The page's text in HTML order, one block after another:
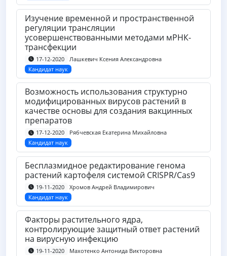
Изучение временной и пространственной
регуляции трансляции
усовершенствованными методами мРНК-
трансфекции
17-12-2020
Лашкевич Ксения Александровна
Кандидат наук
Возможность использования структурно
модифицированных вирусов растений в
качестве основы для создания вакцинных
препаратов
17-12-2020
Рябчевская Екатерина Михайловна
Кандидат наук
Бесплазмидное редактирование генома
растений картофеля системой CRISPR/Cas9
19-11-2020
Хромов Андрей Владимирович
Кандидат наук
Факторы растительного ядра,
контролирующие защитный ответ растений
на вирусную инфекцию
19-11-2020
Махотенко Антонида Викторовна